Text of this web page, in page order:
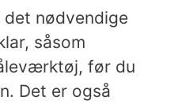
nødvendige
såsom
før du
Det er også